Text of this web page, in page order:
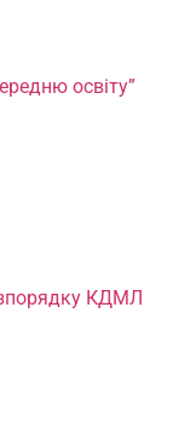
освіту”​
КДМЛ